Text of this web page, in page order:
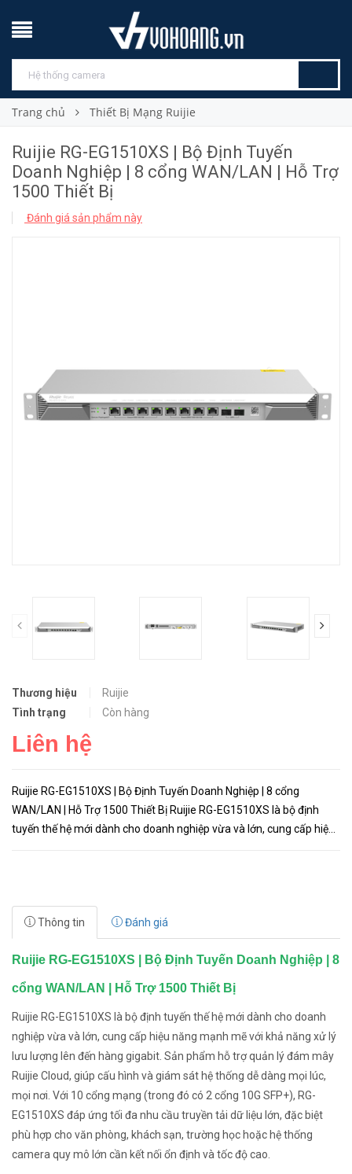
Trang chủ Thiết Bị Mạng Ruijie
Ruijie RG-EG1510XS | Bộ Định Tuyến
Doanh Nghiệp | 8 cổng WAN/LAN | Hỗ Trợ
1500 Thiết Bị
Đánh giá sản phẩm này
prev
Thương hiệu
Ruijie
Tình trạng
Còn hàng
Liên hệ
Ruijie RG-EG1510XS | Bộ Định Tuyến Doanh Nghiệp | 8 cổng
WAN/LAN | Hỗ Trợ 1500 Thiết Bị Ruijie RG-EG1510XS là bộ định
tuyến thế hệ mới dành cho doanh nghiệp vừa và lớn, cung cấp hiệu
Thông tin Đánh giá
Ruijie RG-EG1510XS | Bộ Định Tuyến Doanh Nghiệp | 8
cổng WAN/LAN | Hỗ Trợ 1500 Thiết Bị
Ruijie RG-EG1510XS là bộ định tuyến thế hệ mới dành cho doanh
nghiệp vừa và lớn, cung cấp hiệu năng mạnh mẽ với khả năng xử lý
lưu lượng lên đến hàng gigabit. Sản phẩm hỗ trợ quản lý đám mây
Ruijie Cloud, giúp cấu hình và giám sát hệ thống dễ dàng mọi lúc,
mọi nơi. Với 10 cổng mạng (trong đó có 2 cổng 10G SFP+), RG-
EG1510XS đáp ứng tối đa nhu cầu truyền tải dữ liệu lớn, đặc biệt
phù hợp cho văn phòng, khách sạn, trường học hoặc hệ thống
camera quy mô lớn cần kết nối ổn định và tốc độ cao.